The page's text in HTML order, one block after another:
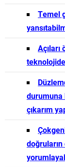
Temel
durumuna
çıkarım